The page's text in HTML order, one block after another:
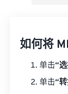
如何将
单击“
单击“